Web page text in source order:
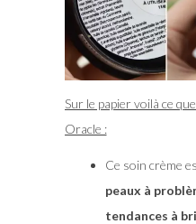
Sur le papier voilà ce
Oracle :
Ce soin crème
peaux à
tendances à